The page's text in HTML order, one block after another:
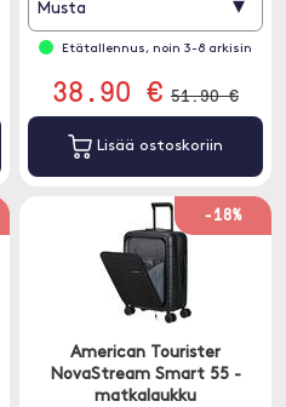
Musta ▾
Etätallennus, noin 3-8 arkisin
38.90 € 51.90 €
Lisää ostoskoriin
-18%
American Tourister
NovaStream Smart 55 -
matkalaukku